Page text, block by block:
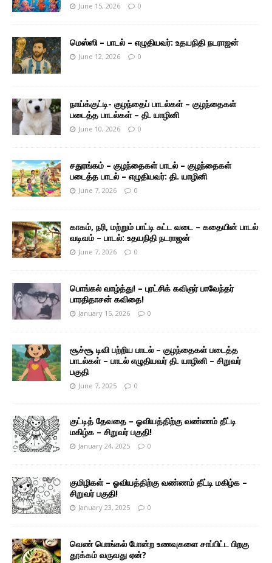
June 15, 2026 0
மெஸ்ஸி – பாடல் – எழுதியவர்: உதயநிதி நடராஜன்
June 12, 2026 0
நாய்க்குட்டி- குழந்தைப் பாடல்கள் – குழந்தைகள்
படைத்த பாடல்கள் – தி. யாழினி
June 10, 2026 0
சதுரங்கம் – குழந்தைகள் பாடல் – குழந்தைகள்
படைத்த பாடல் – எழுதியவர்: தி. யாழினி
June 7, 2026 0
காகம், நரி, மற்றும் பாட்டி சுட்ட வடை – கதையின் பாடல்
வடிவம் – பாடல்: உதயநிதி நடராஜன்
June 7, 2026 0
பொங்கல் வாழ்த்து! – புரட்சிக் கவிஞர் பாவேந்தர்
பாரதிதாசன் கவிதை!
January 15, 2026 0
சூச்சூ டிவி பற்றிய பாடல் – குழந்தைகள் படைத்த
பாடல்கள் – பாடல் எழுதியவர் தி. யாழினி – சிறுவர்
பகுதி
June 7, 2025 0
குட்டித் தேவதை – ஓவியத்திற்கு வண்ணம் தீட்டி
மகிழ்க – சிறுவர் பகுதி!
January 24, 2025 0
குமிழிகள் – ஓவியத்திற்கு வண்ணம் தீட்டி மகிழ்க –
சிறுவர் பகுதி!
January 23, 2025 0
வெண் பொங்கல் போன்ற உணவுகளை சாப்பிட்ட பிறகு
தூக்கம் வருவது ஏன்?